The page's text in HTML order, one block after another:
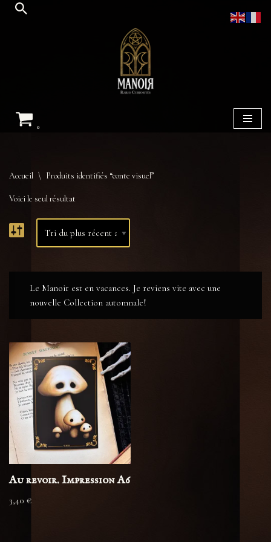
0
Accueil \ Produits identifiés “conte visuel”
Voici le seul résultat
Le Manoir est en vacances. Je reviens vite avec une
nouvelle Collection automnale!
Au revoir. Impression A6
3,40 €